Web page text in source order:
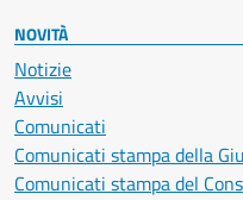
NOVITÀ
Notizie
Avvisi
Comunicati
Comunicati stampa della
Comunicati stampa del